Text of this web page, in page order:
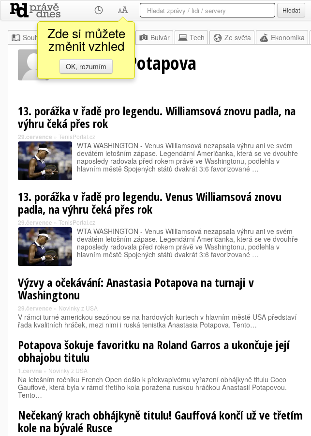
Zde si můžete
změnit vzhled
OK, rozumím
Hledat
Souhrn Moje Z domova Bulvár Tech Ze světa Ekonomika
Anastasia Potapova
13. porážka v řadě pro legendu. Williamsová znovu padla, na
výhru čeká přes rok
29.července » TenisPortal.cz
WTA WASHINGTON - Venus Williamsová nezapsala výhru ani ve svém
devátém letošním zápase. Legendární Američanka, která se ve dvouhře
naposledy radovala před rokem právě ve Washingtonu, podlehla v
hlavním městě Spojených států dvakrát 3:6 favorizované …
13. porážka v řadě pro legendu. Venus Williamsová znovu
padla, na výhru čeká přes rok
29.července » TenisPortal.cz
WTA WASHINGTON - Venus Williamsová nezapsala výhru ani ve svém
devátém letošním zápase. Legendární Američanka, která se ve dvouhře
naposledy radovala před rokem právě ve Washingtonu, podlehla v
hlavním městě Spojených států dvakrát 3:6 favorizované …
Výzvy a očekávání: Anastasia Potapova na turnaji v
Washingtonu
29.července » Novinky z USA
V rámci turné americkou sezónou se na hardových kurtech v hlavním městě USA představí
řada kvalitních hráček, mezi nimi i ruská tenistka Anastasia Potapova. Tento…
Potapova šokuje favoritku na Roland Garros a ukončuje její
obhajobu titulu
1.června » Novinky z USA
Na letošním ročníku French Open došlo k překvapivému vyřazení obhájkyně titulu Coco
Gauffové, která byla v rámci třetího kola poražena ruskou hráčkou Anastasií Potapovou.
Tento…
Nečekaný krach obhájkyně titulu! Gauffová končí už ve třetím
kole na bývalé Rusce